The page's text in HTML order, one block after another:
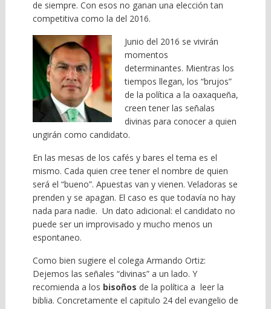
de siempre. Con esos no ganan una elección tan
competitiva como la del 2016.
Junio del 2016 se vivirán
momentos
determinantes. Mientras los
tiempos llegan, los “brujos”
de la política a la oaxaqueña,
creen tener las señalas
divinas para conocer a quien
ungirán como candidato.
En las mesas de los cafés y bares el tema es el
mismo. Cada quien cree tener el nombre de quien
será el “bueno”. Apuestas van y vienen. Veladoras se
prenden y se apagan. El caso es que todavía no hay
nada para nadie. Un dato adicional: el candidato no
puede ser un improvisado y mucho menos un
espontaneo.
Como bien sugiere el colega Armando Ortiz:
Dejemos las señales “divinas” a un lado. Y
recomienda a los bisoños de la política a leer la
biblia. Concretamente el capitulo 24 del evangelio de